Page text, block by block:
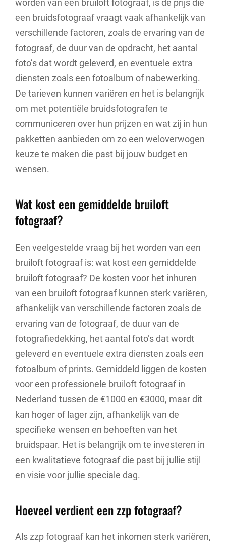
worden van een bruiloft fotograaf, is de prijs die
een bruidsfotograaf vraagt vaak afhankelijk van
verschillende factoren, zoals de ervaring van de
fotograaf, de duur van de opdracht, het aantal
foto’s dat wordt geleverd, en eventuele extra
diensten zoals een fotoalbum of nabewerking.
De tarieven kunnen variëren en het is belangrijk
om met potentiële bruidsfotografen te
communiceren over hun prijzen en wat zij in hun
pakketten aanbieden om zo een weloverwogen
keuze te maken die past bij jouw budget en
wensen.
Wat kost een gemiddelde bruiloft
fotograaf?
Een veelgestelde vraag bij het worden van een
bruiloft fotograaf is: wat kost een gemiddelde
bruiloft fotograaf? De kosten voor het inhuren
van een bruiloft fotograaf kunnen sterk variëren,
afhankelijk van verschillende factoren zoals de
ervaring van de fotograaf, de duur van de
fotografiedekking, het aantal foto’s dat wordt
geleverd en eventuele extra diensten zoals een
fotoalbum of prints. Gemiddeld liggen de kosten
voor een professionele bruiloft fotograaf in
Nederland tussen de €1000 en €3000, maar dit
kan hoger of lager zijn, afhankelijk van de
specifieke wensen en behoeften van het
bruidspaar. Het is belangrijk om te investeren in
een kwalitatieve fotograaf die past bij jullie stijl
en visie voor jullie speciale dag.
Hoeveel verdient een zzp fotograaf?
Als zzp fotograaf kan het inkomen sterk variëren,